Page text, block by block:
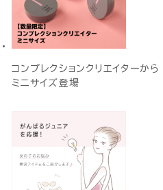
コンプレクションクリエイターから
ミニサイズ登場